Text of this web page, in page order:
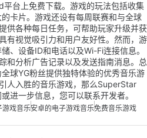
台上免费下载。游戏的玩法包括收集
卡片。游戏还设有每周联赛和与全球
供各种每日任务，可帮助玩家升级并获
有视觉吸引力和用户友好性。然而，游
、设备ID和电话以及Wi-Fi连接信息。
和分析广告记录以及发送指南消息。总
球YG粉丝提供独特体验的优秀音乐游
人入胜的音乐游戏，那么SuperStar
进一步信息，您可以联系开发者。
游戏音乐安卓的电子游戏音乐免费音乐游戏